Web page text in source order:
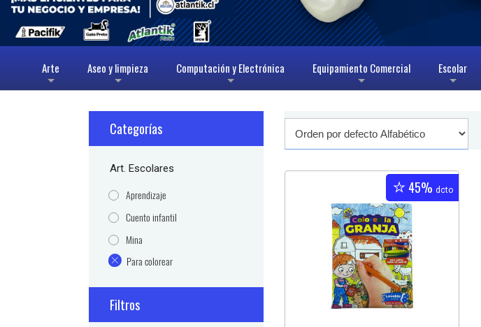
+
Arte
+
Aseo y limpieza
+
Computación y Electrónica
+
Equipamiento Comercial
+
Escolar
Categorías
Art. Escolares
Aprendizaje
Cuento infantil
Mina
Para colorear
Filtros
45% dcto